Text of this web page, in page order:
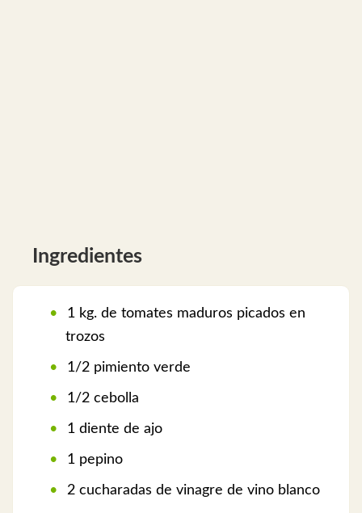
Ingredientes
1 kg. de tomates maduros picados en
trozos
1/2 pimiento verde
1/2 cebolla
1 diente de ajo
1 pepino
2 cucharadas de vinagre de vino blanco